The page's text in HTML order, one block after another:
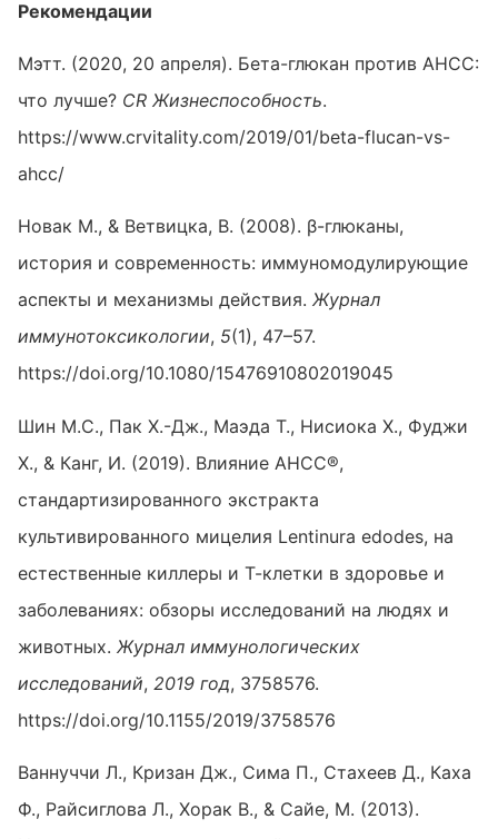
Рекомендации
Мэтт. (2020, 20 апреля). Бета-глюкан против AHCC:
что лучше? CR Жизнеспособность.
https://www.crvitality.com/2019/01/beta-flucan-vs-
ahcc/
Новак М., & Ветвицка, В. (2008). β-глюканы,
история и современность: иммуномодулирующие
аспекты и механизмы действия. Журнал
иммунотоксикологии, 5(1), 47–57.
https://doi.org/10.1080/15476910802019045
Шин М.С., Пак Х.-Дж., Маэда Т., Нисиока Х., Фуджи
Х., & Канг, И. (2019). Влияние AHCC®,
стандартизированного экстракта
культивированного мицелия Lentinura edodes, на
естественные киллеры и Т-клетки в здоровье и
заболеваниях: обзоры исследований на людях и
животных. Журнал иммунологических
исследований, 2019 год, 3758576.
https://doi.org/10.1155/2019/3758576
Ваннуччи Л., Кризан Дж., Сима П., Стахеев Д., Каха
Ф., Райсиглова Л., Хорак В., & Сайе, М. (2013).